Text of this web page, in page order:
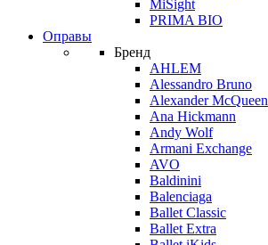
MiSight
PRIMA BIO
Оправы
Бренд
AHLEM
Alessandro Bruno
Alexander McQueen
Ana Hickmann
Andy Wolf
Armani Exchange
AVO
Baldinini
Balenciaga
Ballet Classic
Ballet Extra